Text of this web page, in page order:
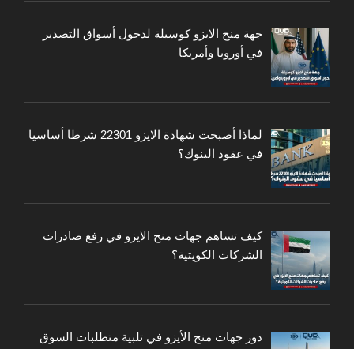
جهة منح الايزو كوسيلة لدخول أسواق التصدير
في أوروبا وأمريكا
لماذا أصبحت شهادة الايزو 22301 شرطا أساسيا
في عقود البنوك؟
كيف تساهم جهات منح الايزو في رفع صادرات
الشركات الكويتية؟
دور جهات منح الأيزو في تلبية متطلبات السوق